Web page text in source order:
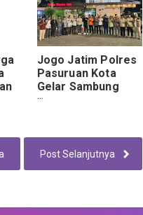
Jogo Jatim Polres
Pasuruan Kota
Gelar Sambung
Rasa Bersama
Post Selanjutnya